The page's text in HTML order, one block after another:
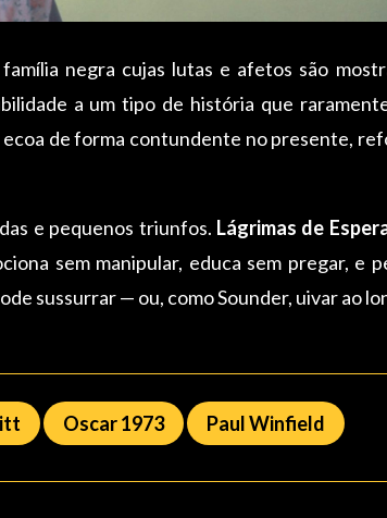
negra cujas lutas e afetos são
a um tipo de história que
ecoa de forma contundente no presente,
e pequenos triunfos. Lágrimas de
sem manipular, educa sem pregar, e
sussurrar — ou, como Sounder, uivar ao
Oscar 1973 Paul Winfield